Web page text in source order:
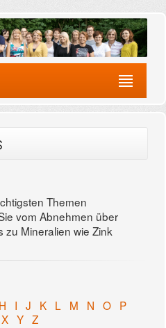
Themen
vom Abnehmen über
Mineralien wie Zink
H I J K L M N O P
X Y Z